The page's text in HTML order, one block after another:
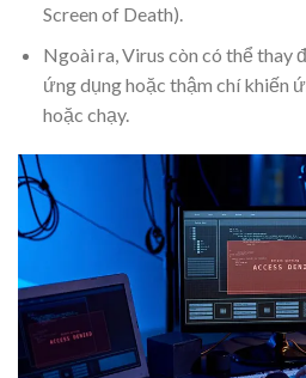
Screen of Death).
Ngoài ra, Virus còn có thể thay
ứng dụng hoặc thậm chí khiến
hoặc chạy.